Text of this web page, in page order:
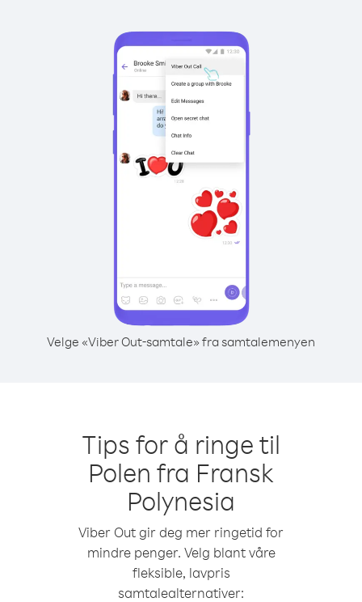
Velge «Viber Out-samtale» fra samtalemenyen
Tips for å ringe til
Polen fra Fransk
Polynesia
Viber Out gir deg mer ringetid for
mindre penger. Velg blant våre
fleksible, lavpris
samtalealternativer: